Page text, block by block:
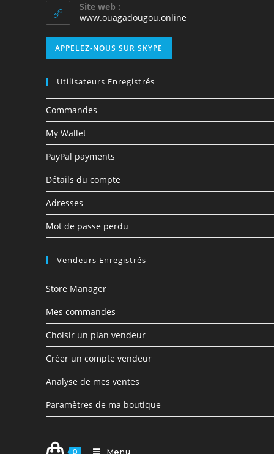
Site web :
www.ouagadougou.online
APPELEZ-NOUS SUR SKYPE
Utilisateurs Enregistrés
Commandes
My Wallet
PayPal payments
Détails du compte
Adresses
Mot de passe perdu
Vendeurs Enregistrés
Store Manager
Mes commandes
Choisir un plan vendeur
Créer un compte vendeur
Analyse de mes ventes
Paramètres de ma boutique
0 Menu